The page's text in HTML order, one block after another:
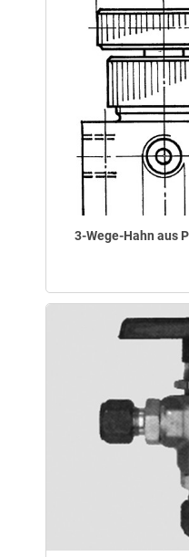
3-Wege-Hahn aus